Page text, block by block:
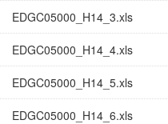
EDGC05000_H14_3.xls
EDGC05000_H14_4.xls
EDGC05000_H14_5.xls
EDGC05000_H14_6.xls